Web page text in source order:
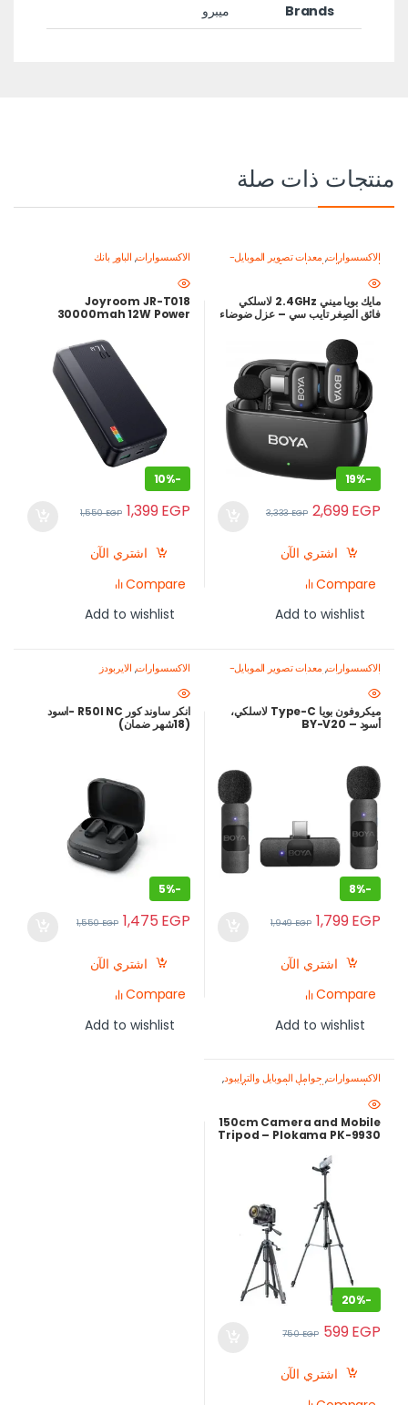
Brands
ميبرو
منتجات ذات صلة
الاكسسوارات, معدات تصوير الموبايل-
اصنع محتواك باحتراف ميكروفون
للموبايل
مايك بويا ميني 2.4GHz لاسلكي
فائق الصِغر تايب سي – عزل ضوضاء
-
19%
2,699EGP
3,333EGP
اشتري الآن
Compare
Add to wishlist
الاكسسوارات, الباور بانك
Joyroom JR-T018
30000mah 12W Power
-
10%
1,399EGP
1,550EGP
اشتري الآن
Compare
Add to wishlist
الاكسسوارات, معدات تصوير الموبايل-
اصنع محتواك باحتراف
ميكروفون بويا Type-C لاسلكي،
أسود – BY-V20
-
8%
1,799EGP
1,949EGP
اشتري الآن
Compare
Add to wishlist
الاكسسوارات, الايربودز
انكر ساوند كور R50I NC -اسود
(18شهر ضمان)
-
5%
1,475 EGP
1,550EGP
اشتري الآن
Compare
Add to wishlist
الاكسسوارات, حوامل الموبايل والترايبود,
معدات تصوير الموبايل-اصنع محتواك
باحتراف
150cm Camera and Mobile
Tripod – Plokama PK-9930
-
20%
599EGP
750EGP
اشتري الآن